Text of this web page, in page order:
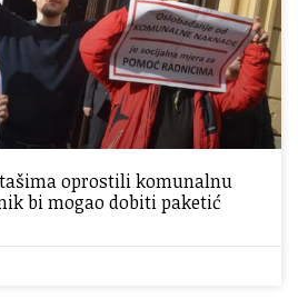
oprostili komunalnu
bi mogao dobiti paketić